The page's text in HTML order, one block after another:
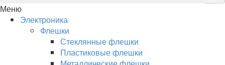
Меню
Электроника
Флешки
Стеклянные флешки
Пластиковые флешки